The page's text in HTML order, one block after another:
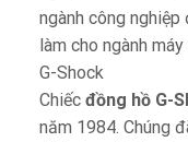
ngành công
làm cho ngành máy
G-Shock
Chiếc đồng hồ G-
năm 1984. Chúng